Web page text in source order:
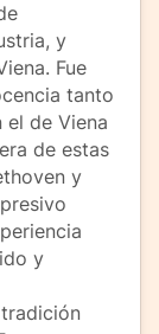
y
Fue
tanto
de Viena
de estas
y
y